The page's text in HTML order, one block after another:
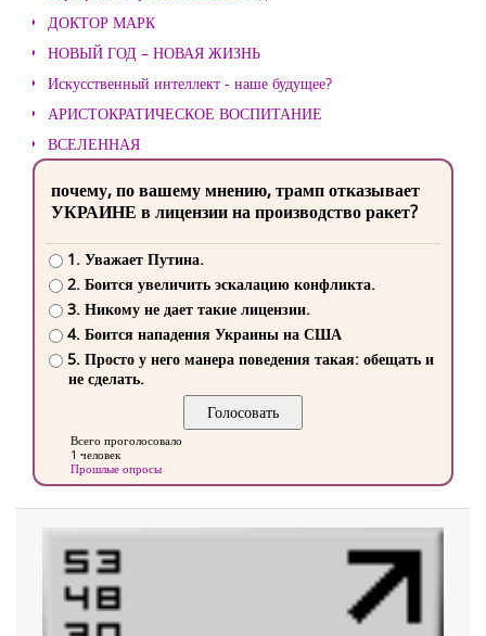
ДОКТОР МАРК
НОВЫЙ ГОД – НОВАЯ ЖИЗНЬ
Искусственный интеллект - наше будущее?
АРИСТОКРАТИЧЕСКОЕ ВОСПИТАНИЕ
ВСЕЛЕННАЯ
почему, по вашему мнению, трамп отказывает
УКРАИНЕ в лицензии на производство ракет?
1. Уважает Путина.
2. Боится увеличить эскалацию конфликта.
3. Никому не дает такие лицензии.
4. Боится нападения Украины на США
5. Просто у него манера поведения такая: обещать и
не сделать.
Всего проголосовало
1 человек
Прошлые опросы